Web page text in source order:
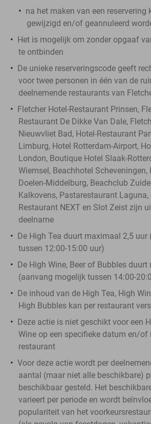
na het maken van een reservering
gewijzigd en/of geannuleerd
Het is mogelijk om zonder opgaaf
te ontbinden
De unieke reserveringscode geeft
voor twee personen in één van de
deelnemende restaurants van
Fletcher Hotel-Restaurant Prinsen,
Restaurant De Dikke Van Dale,
Nieuwvliet Bad, Hotel-Restaurant
Limburg, Hotel Rotterdam-Airport,
London, Boutique Hotel Slaak-
Wiemsel, Beachhotel Scheveningen,
Doelen-Middelburg, Beachclub
Kalkovens, Pastarestaurant Laguna,
Restaurant NEXT en Slot Zeist zijn
deelname
De High Tea duurt maximaal 2,5
tussen 12:00-15:00 uur)
De High Wine, Beer of Bubbles
(aanvang mogelijk tussen 14:00-
De inhoud van de High Tea, High
High Bubbles kan per restaurant
Deze actie is niet geschikt voor een
Wine op een specifieke datum en/of
restaurant
Voor deze actie wordt per
aantal (maar niet alle beschikbare)
beschikbaar gesteld. Het
varieert per periode en wordt
populariteit van het